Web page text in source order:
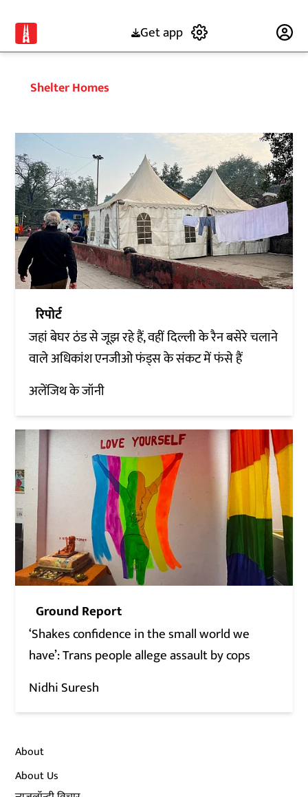
Get app
Shelter Homes
रिपोर्ट
जहां बेघर ठंड से जूझ रहे हैं, वहीं दिल्ली के रैन बसेरे चलाने
वाले अधिकांश एनजीओ फंड्स के संकट में फंसे हैं
अलेंजिथ के जॉनी
Ground Report
‘Shakes confidence in the small world we
have’: Trans people allege assault by cops
Nidhi Suresh
About
About Us